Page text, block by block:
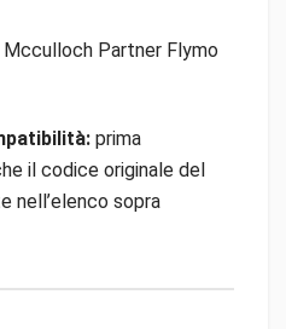
Mcculloch Partner Flymo
prima
il codice originale del
nell’elenco sopra